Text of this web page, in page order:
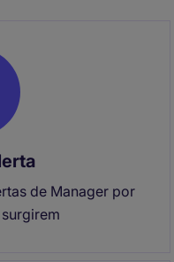
de Manager por